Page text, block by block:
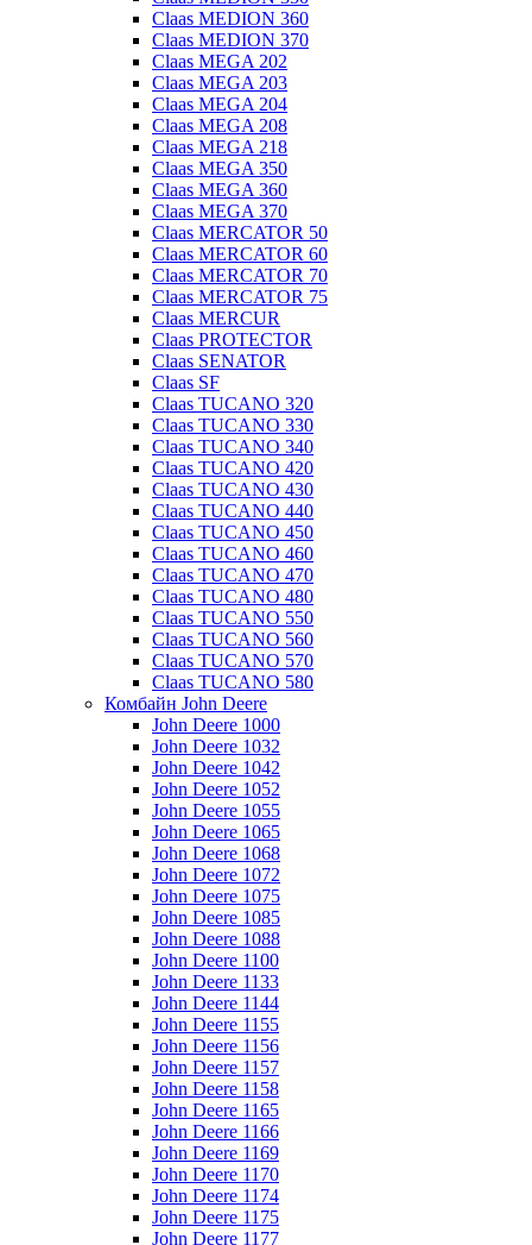
Claas MEDION 360
Claas MEDION 370
Claas MEGA 202
Claas MEGA 203
Claas MEGA 204
Claas MEGA 208
Claas MEGA 218
Claas MEGA 350
Claas MEGA 360
Claas MEGA 370
Claas MERCATOR 50
Claas MERCATOR 60
Claas MERCATOR 70
Claas MERCATOR 75
Claas MERCUR
Claas PROTECTOR
Claas SENATOR
Claas SF
Claas TUCANO 320
Claas TUCANO 330
Claas TUCANO 340
Claas TUCANO 420
Claas TUCANO 430
Claas TUCANO 440
Claas TUCANO 450
Claas TUCANO 460
Claas TUCANO 470
Claas TUCANO 480
Claas TUCANO 550
Claas TUCANO 560
Claas TUCANO 570
Claas TUCANO 580
Комбайн John Deere
John Deere 1000
John Deere 1032
John Deere 1042
John Deere 1052
John Deere 1055
John Deere 1065
John Deere 1068
John Deere 1072
John Deere 1075
John Deere 1085
John Deere 1088
John Deere 1100
John Deere 1133
John Deere 1144
John Deere 1155
John Deere 1156
John Deere 1157
John Deere 1158
John Deere 1165
John Deere 1166
John Deere 1169
John Deere 1170
John Deere 1174
John Deere 1175
John Deere 1177